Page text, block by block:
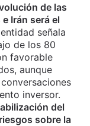
de las
Irán será el
señala
de los 80
favorable
aunque
inversor.
del
sobre la